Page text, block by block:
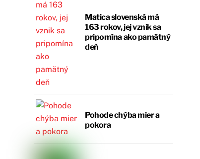
Matica slovenská má
163 rokov, jej vznik sa
pripomína ako pamätný
deň
Pohode chýba mier a
pokora